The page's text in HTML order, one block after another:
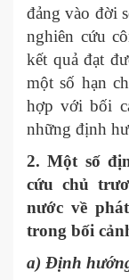
đảng vào đời
nghiên cứu
kết quả đạt
một số hạn
hợp với bối
những định
2. Một số
cứu chủ
nước về
trong bối
a) Định